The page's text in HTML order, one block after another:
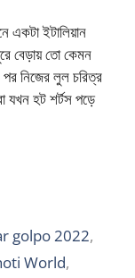
ইটালিয়ান
বেড়ায় তো কেমন
নিজের লুল চরিত্র
যখন হট শর্টস পড়ে
golpo 2022,
World,